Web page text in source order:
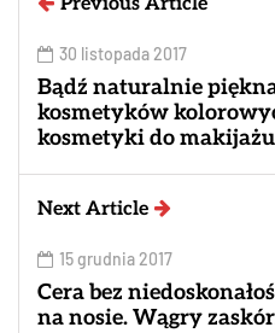
30 listopada 2017
Bądź naturalnie
kosmetyków
kosmetyki do makijażu
Next Article
15 grudnia 2017
Cera bez
na nosie. Wągry